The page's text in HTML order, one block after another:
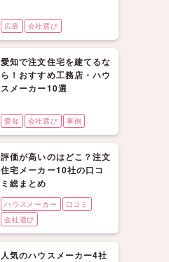
広島 会社選び
愛知で注文住宅を建てるな
ら！おすすめ工務店・ハウ
スメーカー10選
愛知 会社選び 事例
評価が高いのはどこ？注文
住宅メーカー10社の口コ
ミ総まとめ
ハウスメーカー
口コミ
会社選び
人気のハウスメーカー4社